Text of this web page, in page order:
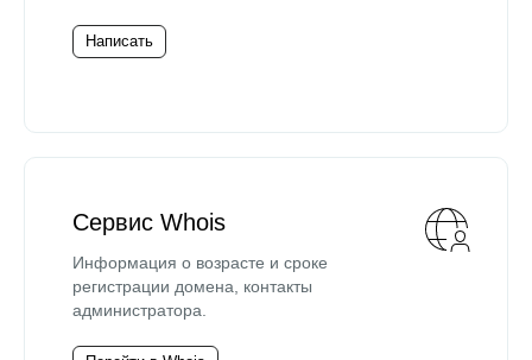
Написать
Сервис Whois
Информация о возрасте и сроке
регистрации домена, контакты
администратора.